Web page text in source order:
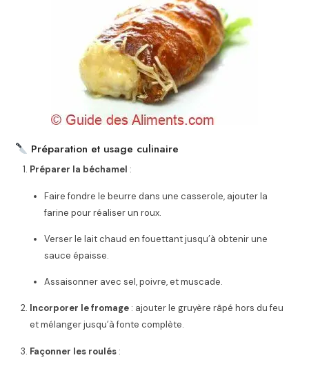
Préparation et usage culinaire
Préparer la béchamel :
Faire fondre le beurre dans une casserole, ajouter la
farine pour réaliser un roux.
Verser le lait chaud en fouettant jusqu’à obtenir une
sauce épaisse.
Assaisonner avec sel, poivre, et muscade.
Incorporer le fromage : ajouter le gruyère râpé hors du feu
et mélanger jusqu’à fonte complète.
Façonner les roulés :